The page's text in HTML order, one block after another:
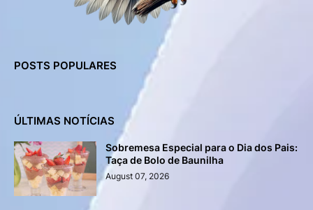
POSTS POPULARES
ÚLTIMAS NOTÍCIAS
Sobremesa Especial para o Dia dos Pais:
Taça de Bolo de Baunilha
August 07, 2026